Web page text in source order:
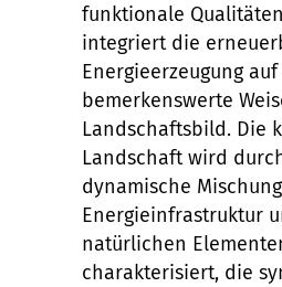
funktionale Qualitä
integriert die
Energieerzeugung auf
bemerkenswerte
Landschaftsbild. Die k
Landschaft wird
dynamische
Energieinfrastruktur
natürlichen
charakterisiert, die